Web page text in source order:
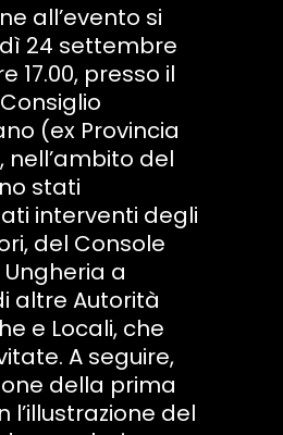
all’evento si
24 settembre
17.00, presso il
(ex Provincia
nell’ambito del
stati
interventi degli
del Console
a
altre Autorità
e Locali, che
A seguire,
della prima
l’illustrazione del